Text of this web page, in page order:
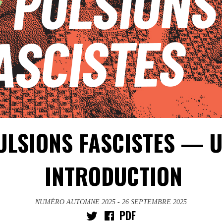
FASCISTES —
INTRODUCTION
NUMÉRO AUTOMNE 2025 - 26 SEPTEMBRE 2025
PDF